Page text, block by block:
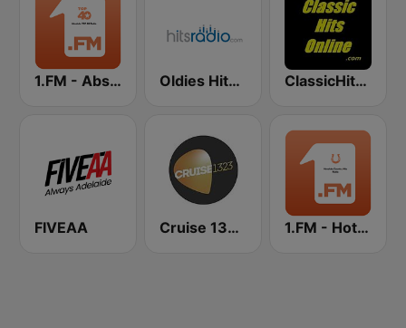
1.FM - Absolute Top 40 Oldies Hits - Hits Radio ClassicHitsOnline
FIVEAA Cruise 1323 Adelaide 1.FM - Hot Country